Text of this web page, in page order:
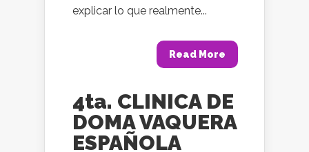
explicar lo que realmente...
Read More
4ta. CLINICA DE
DOMA VAQUERA
ESPAÑOLA